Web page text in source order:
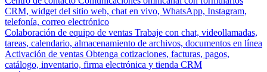
CRM, widget del sitio web, chat en vivo, WhatsApp, Instagram,
telefonía, correo electrónico
Colaboración de equipo de ventas Trabaje con chat, videollamadas,
tareas, calendario, almacenamiento de archivos, documentos en línea
Activación de ventas Obtenga cotizaciones, facturas, pagos,
catálogo, inventario, firma electrónica y tienda CRM